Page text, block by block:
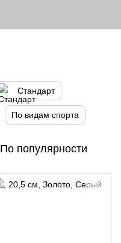
Стандарт
По видам спорта
По популярности